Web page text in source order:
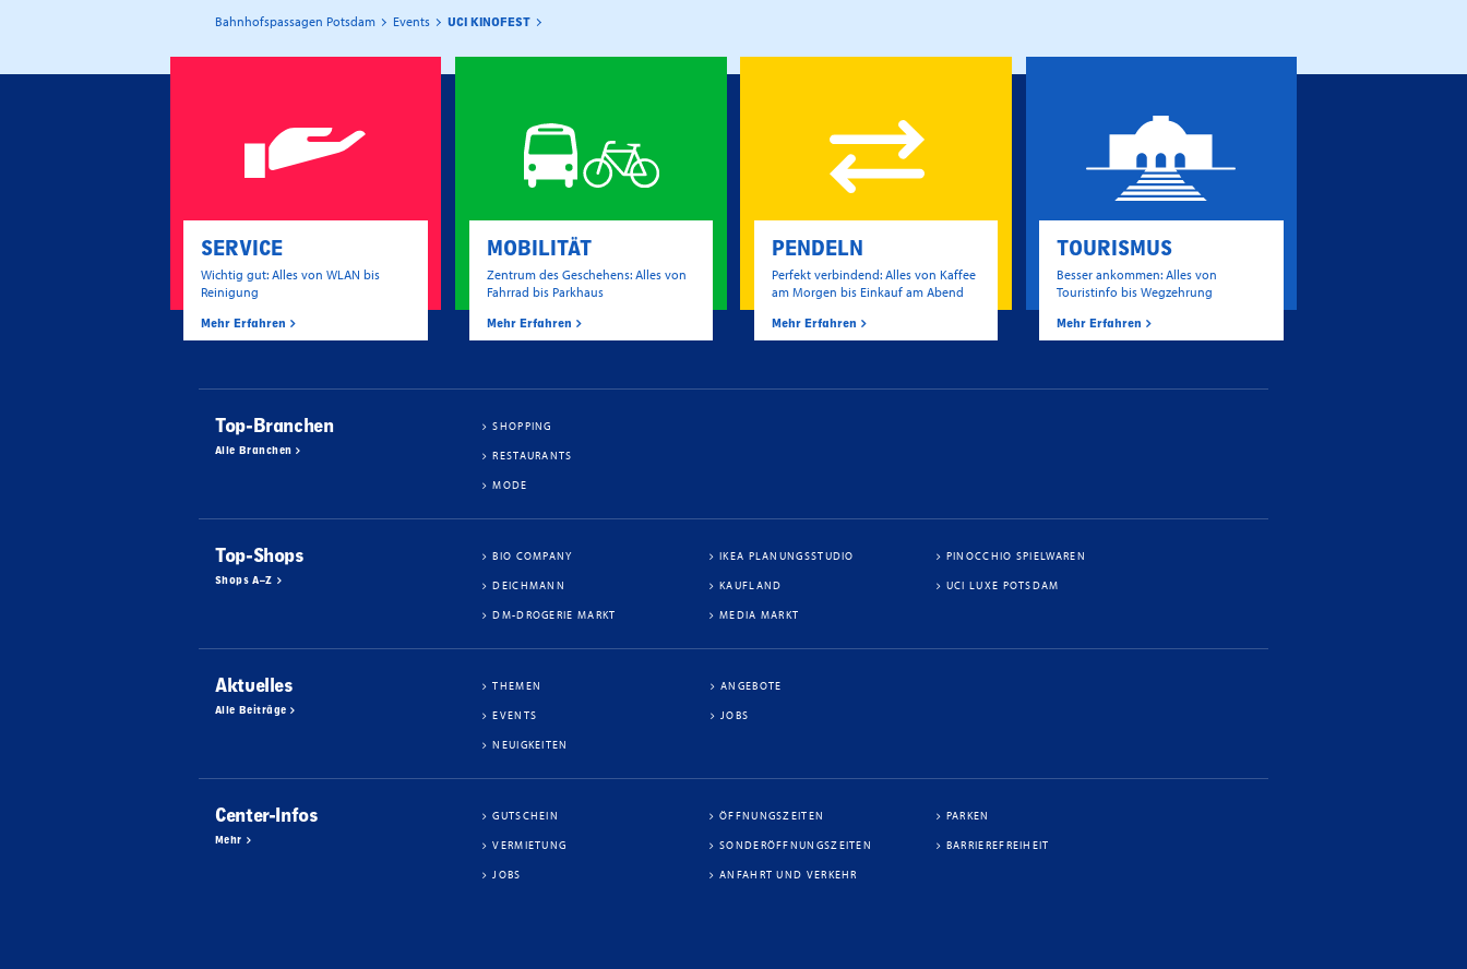
Bahnhofspassagen Potsdam Events UCI KINOFEST
SERVICE
Wichtig gut: Alles von WLAN bis
Reinigung
Mehr Erfahren
MOBILITÄT
Zentrum des Geschehens: Alles von
Fahrrad bis Parkhaus
Mehr Erfahren
PENDELN
Perfekt verbindend: Alles von Kaffee
am Morgen bis Einkauf am Abend
Mehr Erfahren
TOURISMUS
Besser ankommen: Alles von
Touristinfo bis Wegzehrung
Mehr Erfahren
Top-Branchen
Alle Branchen
SHOPPING
RESTAURANTS
MODE
Top-Shops
Shops A–Z
BIO COMPANY
DEICHMANN
DM-DROGERIE MARKT
IKEA PLANUNGSSTUDIO
KAUFLAND
MEDIA MARKT
PINOCCHIO SPIELWAREN
UCI LUXE POTSDAM
Aktuelles
Alle Beiträge
THEMEN
EVENTS
NEUIGKEITEN
ANGEBOTE
JOBS
Center-Infos
Mehr
GUTSCHEIN
VERMIETUNG
JOBS
ÖFFNUNGSZEITEN
SONDERÖFFNUNGSZEITEN
ANFAHRT UND VERKEHR
PARKEN
BARRIEREFREIHEIT